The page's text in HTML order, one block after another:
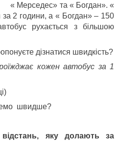
Мерседес» та « Богдан». «
2 години, а « Богдан» – 150
рухається з більшою
дізнатися швидкість?
кожен автобус за 1
швидше?
яку долають за